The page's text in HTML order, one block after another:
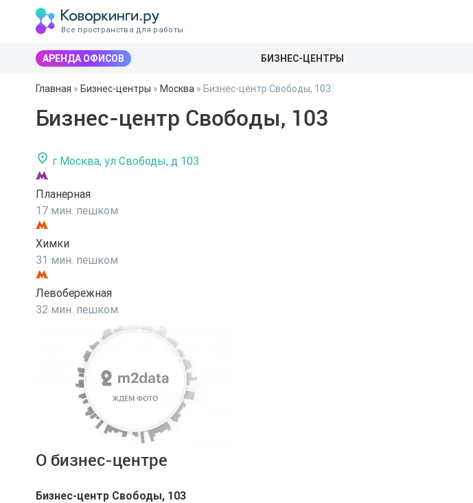
Все пространства для работы
АРЕНДА ОФИСОВ БИЗНЕС-ЦЕНТРЫ
Главная » Бизнес-центры » Москва » Бизнес-центр Свободы, 103
Бизнес-центр Свободы, 103
г Москва, ул Свободы, д 103
Планерная
17 мин. пешком
Химки
31 мин. пешком
Левобережная
32 мин. пешком
О бизнес-центре
Бизнес-центр Свободы, 103